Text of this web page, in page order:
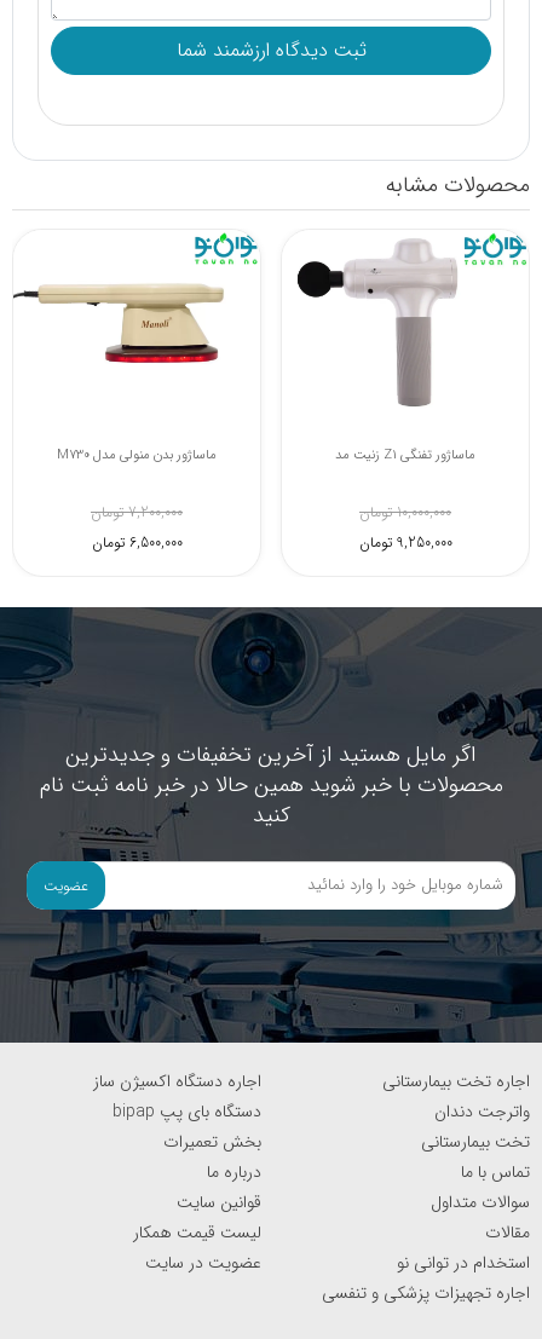
محصولات مشابه
ماساژور تفنگی Z1 زنیت مد
10,000,000 تومان
9,250,000 تومان
ماساژور سر اسکالپ
5,300,000 تومان
اگر مایل هستید از آخرین تخفیفات و جدیدترین
محصولات با خبر شوید همین حالا در خبر نامه ثبت نام
کنید
عضویت
اجاره تخت بیمارستانی
اجاره دستگاه اکسیژن ساز
واترجت دندان
دستگاه بای پپ bipap
تخت بیمارستانی
بخش تعمیرات
تماس با ما
درباره ما
سوالات متداول
قوانین سایت
مقالات
لیست قیمت همکار
استخدام در توانی نو
عضویت در سایت
اجاره تجهیزات پزشکی و تنفسی